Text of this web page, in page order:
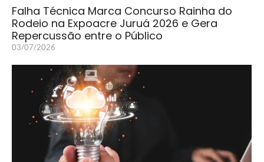
Falha Técnica Marca Concurso Rainha do
Rodeio na Expoacre Juruá 2026 e Gera
Repercussão entre o Público
03/07/2026